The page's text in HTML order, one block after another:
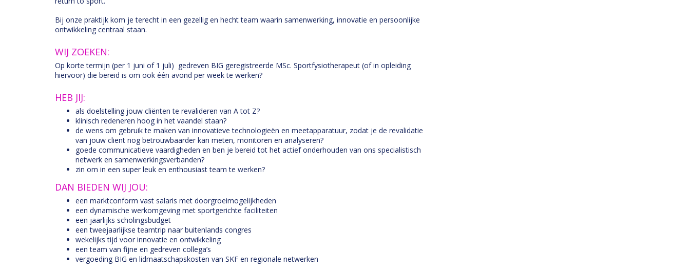
Bij onze praktijk kom je terecht in een gezellig en hecht team waarin samenwerking, innovatie en persoonlijke
ontwikkeling centraal staan.
WIJ ZOEKEN:
Op korte termijn (per 1 juni of 1 juli) gedreven BIG geregistreerde MSc. Sportfysiotherapeut (of in opleiding
hiervoor) die bereid is om ook één avond per week te werken?
HEB JIJ:
als doelstelling jouw cliënten te revalideren van A tot Z?
klinisch redeneren hoog in het vaandel staan?
de wens om gebruik te maken van innovatieve technologieën en meetapparatuur, zodat je de revalidatie
van jouw client nog betrouwbaarder kan meten, monitoren en analyseren?
goede communicatieve vaardigheden en ben je bereid tot het actief onderhouden van ons specialistisch
netwerk en samenwerkingsverbanden?
zin om in een super leuk en enthousiast team te werken?
DAN BIEDEN WIJ JOU:
een marktconform vast salaris met doorgroeimogelijkheden
een dynamische werkomgeving met sportgerichte faciliteiten
een jaarlijks scholingsbudget
een tweejaarlijkse teamtrip naar buitenlands congres
wekelijks tijd voor innovatie en ontwikkeling
een team van fijne en gedreven collega’s
vergoeding BIG en lidmaatschapskosten van SKF en regionale netwerken